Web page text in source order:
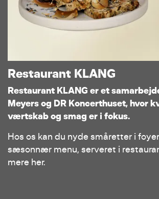
Restaurant KLANG
Restaurant KLANG er et
Meyers og DR Koncerthuset, hvor
værtskab og smag er i fokus.
Hos os kan du nyde småretter i
sæsonnær menu, serveret i
mere her.